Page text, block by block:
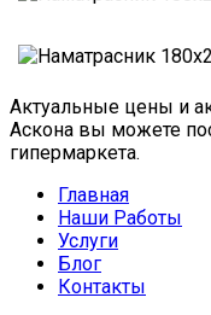
Актуальные цены и
Аскона вы можете
гипермаркета.
Главная
Наши Работы
Услуги
Блог
Контакты